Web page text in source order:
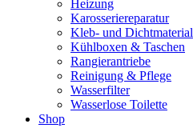
Heizung
Karosseriereparatur
Kleb- und Dichtmaterial
Kühlboxen & Taschen
Rangierantriebe
Reinigung & Pflege
Wasserfilter
Wasserlose Toilette
Shop